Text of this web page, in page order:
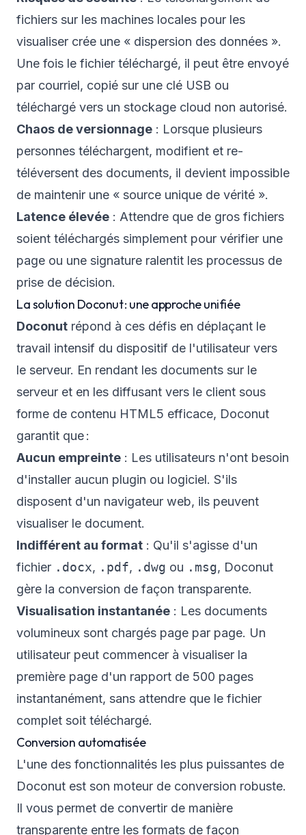
fichiers sur les machines locales pour les
visualiser crée une « dispersion des données ».
Une fois le fichier téléchargé, il peut être envoyé
par courriel, copié sur une clé USB ou
téléchargé vers un stockage cloud non autorisé.
Chaos de versionnage : Lorsque plusieurs
personnes téléchargent, modifient et re-
téléversent des documents, il devient impossible
de maintenir une « source unique de vérité ».
Latence élevée : Attendre que de gros fichiers
soient téléchargés simplement pour vérifier une
page ou une signature ralentit les processus de
prise de décision.
La solution Doconut : une approche unifiée
Doconut répond à ces défis en déplaçant le
travail intensif du dispositif de l'utilisateur vers
le serveur. En rendant les documents sur le
serveur et en les diffusant vers le client sous
forme de contenu HTML5 efficace, Doconut
garantit que :
Aucun empreinte : Les utilisateurs n'ont besoin
d'installer aucun plugin ou logiciel. S'ils
disposent d'un navigateur web, ils peuvent
visualiser le document.
Indifférent au format : Qu'il s'agisse d'un
fichier .docx, .pdf, .dwg ou .msg, Doconut
gère la conversion de façon transparente.
Visualisation instantanée : Les documents
volumineux sont chargés page par page. Un
utilisateur peut commencer à visualiser la
première page d'un rapport de 500 pages
instantanément, sans attendre que le fichier
complet soit téléchargé.
Conversion automatisée
L'une des fonctionnalités les plus puissantes de
Doconut est son moteur de conversion robuste.
Il vous permet de convertir de manière
transparente entre les formats de façon